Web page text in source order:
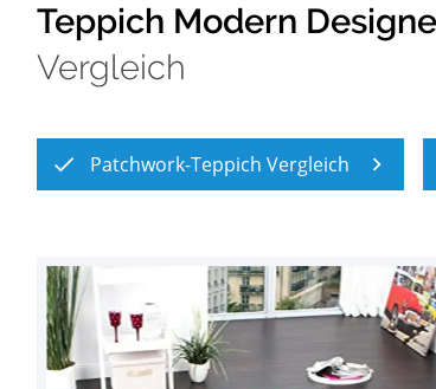
Teppich Modern
Vergleich
Patchwork-Teppich Vergleich